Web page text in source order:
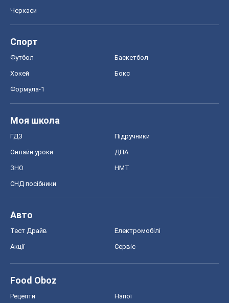
Черкаси
Спорт
Футбол Баскетбол
Хокей Бокс
Формула-1
Моя школа
ГДЗ Підручники
Онлайн уроки ДПА
ЗНО НМТ
СНД посібники
Авто
Тест Драйв Електромобілі
Акції Сервіс
Food Oboz
Рецепти Напої